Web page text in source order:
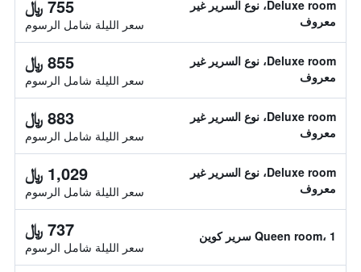
Deluxe room، نوع السرير غير
معروف
755 ﷼
سعر الليلة شامل الرسوم
Deluxe room، نوع السرير غير
معروف
855 ﷼
سعر الليلة شامل الرسوم
Deluxe room، نوع السرير غير
معروف
883 ﷼
سعر الليلة شامل الرسوم
Deluxe room، نوع السرير غير
معروف
1,029 ﷼
سعر الليلة شامل الرسوم
Queen room، 1 سرير كوين 737 ﷼
سعر الليلة شامل الرسوم